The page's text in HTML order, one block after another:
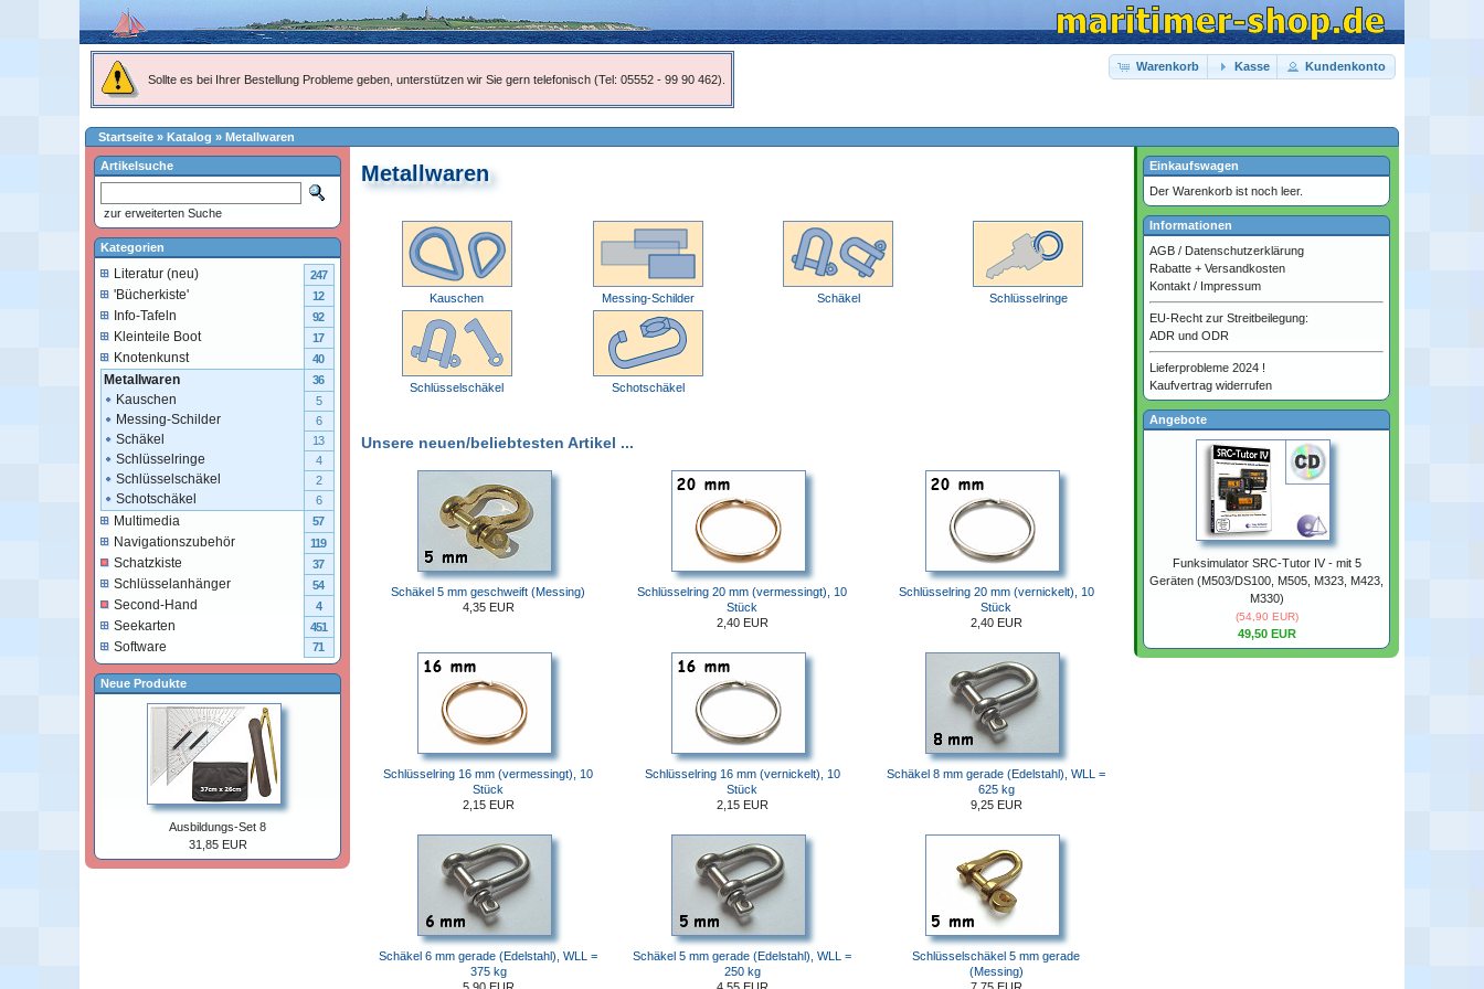
Sollte es bei Ihrer Bestellung Probleme geben, unterstützen wir Sie gern telefonisch (Tel: 05552 - 99 90 462).
Warenkorb Kasse Kundenkonto
Startseite » Katalog » Metallwaren
Metallwaren
Kauschen Messing-Schilder Schäkel Schlüsselringe
Schlüsselschäkel Schotschäkel
Unsere neuen/beliebtesten Artikel ...
Schäkel 5 mm geschweift (Messing)
4,35 EUR
Schlüsselring 20 mm (vermessingt), 10
Stück
2,40 EUR
Schlüsselring 20 mm (vernickelt), 10
Stück
2,40 EUR
Schlüsselring 16 mm (vermessingt), 10
Stück
2,15 EUR
Schlüsselring 16 mm (vernickelt), 10
Stück
2,15 EUR
Schäkel 8 mm gerade (Edelstahl), WLL =
625 kg
9,25 EUR
Schäkel 6 mm gerade (Edelstahl), WLL =
375 kg
Schäkel 5 mm gerade (Edelstahl), WLL =
250 kg
Schlüsselschäkel 5 mm gerade
(Messing)
Artikelsuche
zur erweiterten Suche
Kategorien
Literatur (neu) 247
'Bücherkiste' 12
Info-Tafeln 92
Kleinteile Boot 17
Knotenkunst 40
Metallwaren 36
Kauschen 5
Messing-Schilder 6
Schäkel 13
Schlüsselringe 4
Schlüsselschäkel 2
Schotschäkel 6
Multimedia 57
Navigationszubehör 119
Schatzkiste 37
Schlüsselanhänger 54
Second-Hand 4
Seekarten 451
Software 71
Neue Produkte
Ausbildungs-Set 8
31,85 EUR
Einkaufswagen
Der Warenkorb ist noch leer.
Informationen
AGB / Datenschutzerklärung
Rabatte + Versandkosten
Kontakt / Impressum
EU-Recht zur Streitbeilegung:
ADR und ODR
Lieferprobleme 2024 !
Kaufvertrag widerrufen
Angebote
Funksimulator SRC-Tutor IV - mit 5
Geräten (M503/DS100, M505, M323, M423,
M330)
(54,90 EUR)
49,50 EUR